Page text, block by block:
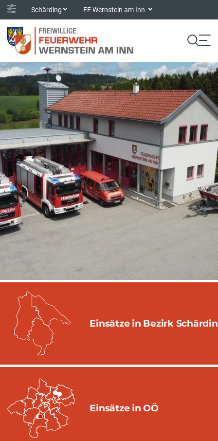
Schärding FF Wernstein am Inn
Einsätze in Bezirk
Einsätze in OÖ